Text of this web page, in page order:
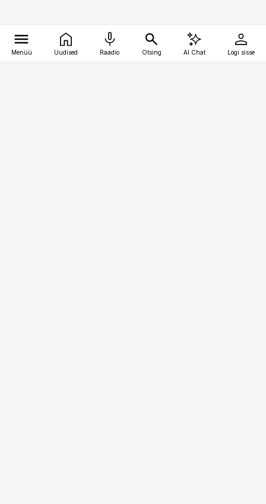
Menüü Uudised Raadio Otsing AI Chat Logi sisse